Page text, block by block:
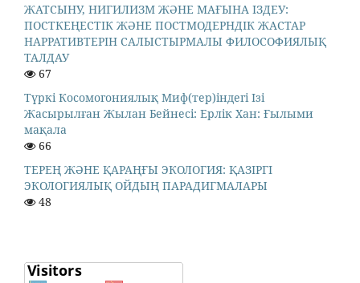
ЖАТСЫНУ, НИГИЛИЗМ ЖӘНЕ МАҒЫНА ІЗДЕУ:
ПОСТКЕҢЕСТІК ЖӘНЕ ПОСТМОДЕРНДІК ЖАСТАР
НАРРАТИВТЕРІН САЛЫСТЫРМАЛЫ ФИЛОСОФИЯЛЫҚ
ТАЛДАУ
67
Түркі Косомогониялық Миф(тер)індегі Ізі
Жасырылған Жылан Бейнесі: Ерлік Хан: Ғылыми
мақала
66
ТЕРЕҢ ЖӘНЕ ҚАРАҢҒЫ ЭКОЛОГИЯ: ҚАЗІРГІ
ЭКОЛОГИЯЛЫҚ ОЙДЫҢ ПАРАДИГМАЛАРЫ
48